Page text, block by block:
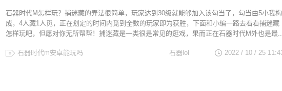
石器时代M怎样玩？捕迷藏的弄法很简单，玩家达到30级就能够加入该勾当了，勾当由5小我构
成，4人藏1人觅，正在划定的时间内觅到全数的玩家即为获胜，下面和小编一路去看看捕迷藏
怎样玩吧，但愿对你无所帮帮！捕迷藏是一类很是常见的逛戏，果而正在石器时代M外也是最
石器时代m安卓能玩吗 2022 / 10 / 25
石器lol